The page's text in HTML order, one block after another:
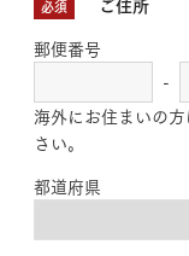
必須
郵便番号
-
海外にお住まいの
さい。
都道府県